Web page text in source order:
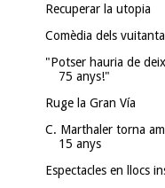
Recuperar la utopia
Comèdia dels vuitanta
"Potser hauria de
75 anys!"
Ruge la Gran Vía
C. Marthaler torna
15 anys
Espectacles en llocs